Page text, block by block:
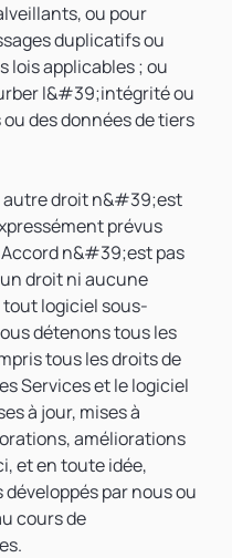
ou pour
duplicatifs ou
lois applicables ; ou
l&#39;intégrité ou
des données de tiers
autre droit n&#39;est
prévus
n&#39;est pas
droit ni aucune
tout logiciel sous-
détenons tous les
tous les droits de
Services et le logiciel
à jour, mises à
améliorations
et en toute idée,
par nous ou
cours de